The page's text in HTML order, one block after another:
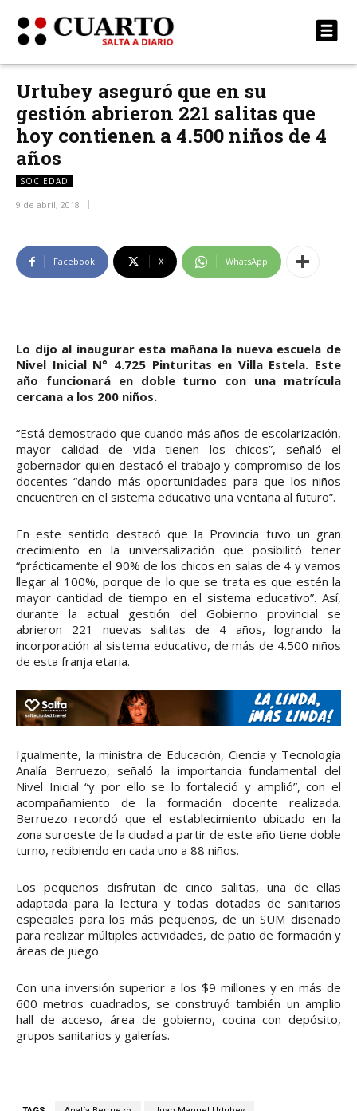
Urtubey aseguró que en su
gestión abrieron 221 salitas que
hoy contienen a 4.500 niños de 4
años
SOCIEDAD
9 de abril, 2018
Facebook X WhatsApp
Lo dijo al inaugurar esta mañana la nueva escuela de
Nivel Inicial N° 4.725 Pinturitas en Villa Estela. Este
año funcionará en doble turno con una matrícula
cercana a los 200 niños.
“Está demostrado que cuando más años de escolarización,
mayor calidad de vida tienen los chicos”, señaló el
gobernador quien destacó el trabajo y compromiso de los
docentes “dando más oportunidades para que los niños
encuentren en el sistema educativo una ventana al futuro”.
En este sentido destacó que la Provincia tuvo un gran
crecimiento en la universalización que posibilitó tener
“prácticamente el 90% de los chicos en salas de 4 y vamos
llegar al 100%, porque de lo que se trata es que estén la
mayor cantidad de tiempo en el sistema educativo”. Así,
durante la actual gestión del Gobierno provincial se
abrieron 221 nuevas salitas de 4 años, logrando la
incorporación al sistema educativo, de más de 4.500 niños
de esta franja etaria.
Igualmente, la ministra de Educación, Ciencia y Tecnología
Analía Berruezo, señaló la importancia fundamental del
Nivel Inicial “y por ello se lo fortaleció y amplió”, con el
acompañamiento de la formación docente realizada.
Berruezo recordó que el establecimiento ubicado en la
zona suroeste de la ciudad a partir de este año tiene doble
turno, recibiendo en cada uno a 88 niños.
Los pequeños disfrutan de cinco salitas, una de ellas
adaptada para la lectura y todas dotadas de sanitarios
especiales para los más pequeños, de un SUM diseñado
para realizar múltiples actividades, de patio de formación y
áreas de juego.
Con una inversión superior a los $9 millones y en más de
600 metros cuadrados, se construyó también un amplio
hall de acceso, área de gobierno, cocina con depósito,
grupos sanitarios y galerías.